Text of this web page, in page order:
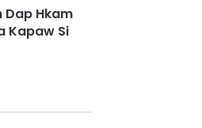
Dap Hkam
Kapaw Si